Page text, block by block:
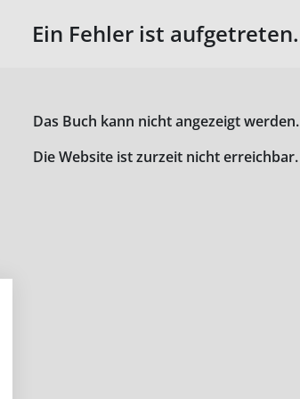
Ein Fehler ist aufgetreten.
Das Buch kann nicht angezeigt werden.
Die Website ist zurzeit nicht erreichbar.